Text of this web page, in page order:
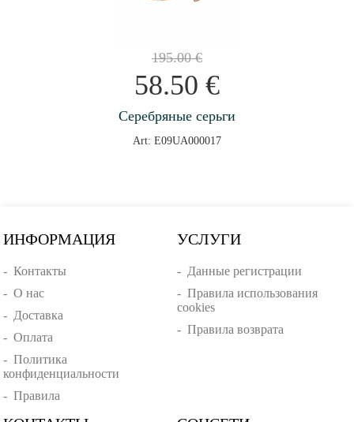
195.00€
58.50 €
Серебряные серьги
Art: E09UA000017
ИНФОРМАЦИЯ
-Контакты
-О нас
- Доставка
-Оплата
-Политика
конфиденциальности
-Правила
УСЛУГИ
- Данные регистрации
- Правила использования
cookies
- Правила возврата